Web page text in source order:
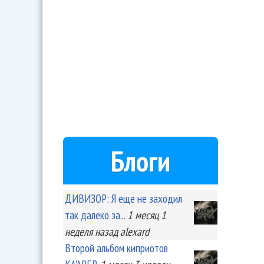
Блоги
ДИВИЗОР: Я еще не заходил
так далеко за... 1 месяц 1
неделяназад alexard
Второй альбом киприотов